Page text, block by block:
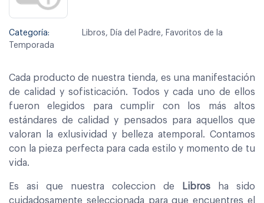
Categoría:
Libros, Día del Padre, Favoritos de la
Temporada
Cada producto de nuestra tienda, es una manifestación
de calidad y sofisticación. Todos y cada uno de ellos
fueron elegidos para cumplir con los más altos
estándares de calidad y pensados para aquellos que
valoran la exlusividad y belleza atemporal. Contamos
con la pieza perfecta para cada estilo y momento de tu
vida.
Es asi que nuestra coleccion de Libros ha sido
cuidadosamente seleccionada para que encuentres el